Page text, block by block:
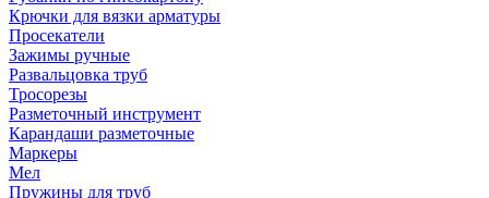
Крючки для вязки арматуры
Просекатели
Зажимы ручные
Развальцовка труб
Тросорезы
Разметочный инструмент
Карандаши разметочные
Маркеры
Мел
Пружины для труб